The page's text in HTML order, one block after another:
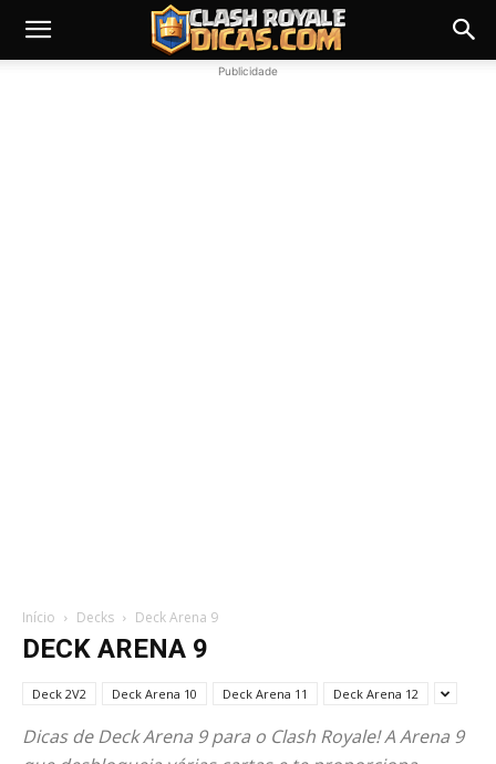
Publicidade
Início Decks Deck Arena 9
DECK ARENA 9
Deck 2V2 Deck Arena 10 Deck Arena 11 Deck Arena 12
Dicas de Deck Arena 9 para o Clash Royale! A Arena 9